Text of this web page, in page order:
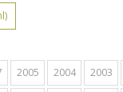
2005 2004 2003